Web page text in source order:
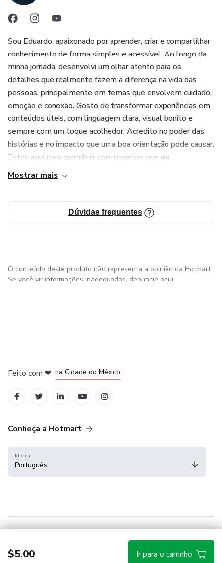
Sou Eduardo, apaixonado por aprender, criar e compartilhar
conhecimento de forma simples e acessível. Ao longo da
minha jornada, desenvolvi um olhar atento para os
detalhes que realmente fazem a diferença na vida das
pessoas, principalmente em temas que envolvem cuidado,
emoção e conexão. Gosto de transformar experiências em
conteúdos úteis, com linguagem clara, visual bonito e
sempre com um toque acolhedor. Acredito no poder das
histórias e no impacto que uma boa orientação pode causar.
Estou aqui para contribuir com projetos que aju...
Mostrar mais
Dúvidas frequentes
$5.00 Ir para o carrinho
O conteúdo deste produto não representa a opinião da Hotmart.
Se você vir informações inadequadas, denuncie aqui
Feito com ❤ na Cidade do México
Conheça a Hotmart
Idioma
Português